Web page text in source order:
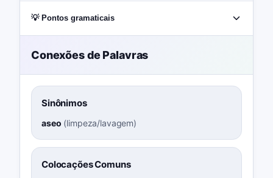
💡 Pontos gramaticais
Conexões de Palavras
Sinônimos
aseo (limpeza/lavagem)
Colocações Comuns